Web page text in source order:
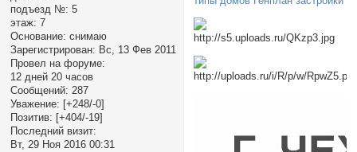
подъезд №: 5
этаж: 7
Основание: снимаю
Зарегистрирован: Вс, 13 Фев 2011
Провел на форуме:
12 дней 20 часов
Сообщений: 287
Уважение: [+248/-0]
Позитив: [+404/-19]
Последний визит:
Вт, 29 Ноя 2016 00:31